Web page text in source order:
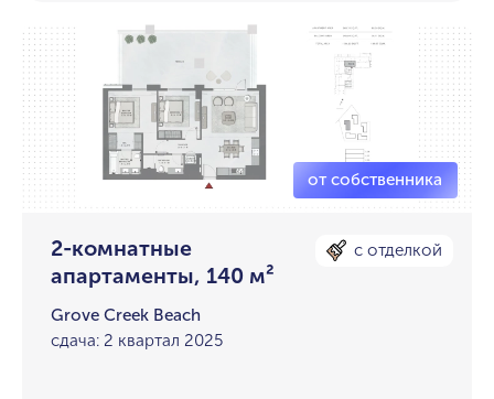
2-комнатные
апартаменты, 140 м²
с отделкой
Grove Creek Beach
сдача: 2 квартал 2025